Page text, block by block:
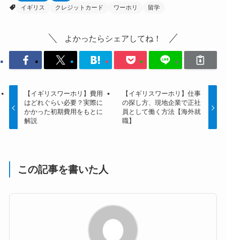
イギリス
クレジットカード ワーホリ 留学
よかったらシェアしてね！
【イギリスワーホリ】費用
はどれぐらい必要？実際に
かかった初期費用をもとに
解説
【イギリスワーホリ】仕事
の探し方、現地企業で正社
員として働く方法【海外就
職】
この記事を書いた人